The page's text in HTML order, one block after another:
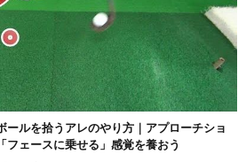
ールを拾うアレのやり方｜アプローチショ
フェースに乗せる」感覚を養おう